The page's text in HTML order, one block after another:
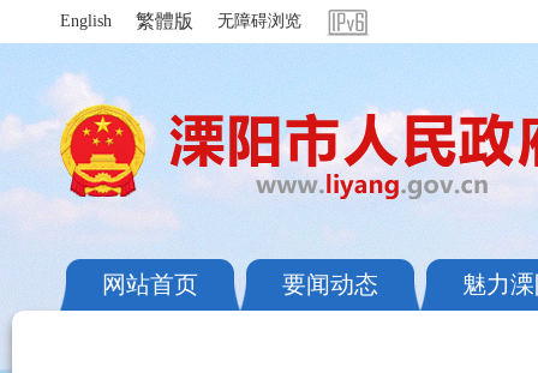
English 繁體版 无障碍浏览
网站首页 要闻动态 魅力